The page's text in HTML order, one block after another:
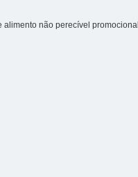
alimento não perecível promocional